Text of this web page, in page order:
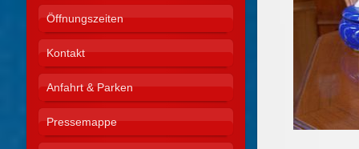
Öffnungszeiten
Kontakt
Anfahrt & Parken
Pressemappe